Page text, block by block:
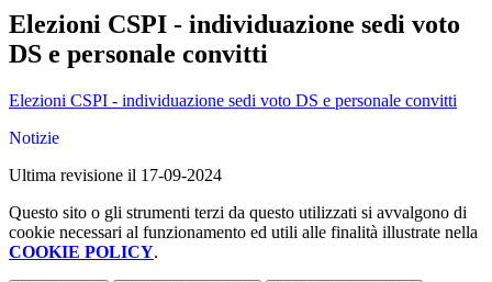
Elezioni CSPI - individuazione sedi voto
DS e personale convitti
Elezioni CSPI - individuazione sedi voto DS e personale convitti
Notizie
Ultima revisione il 17-09-2024
Questo sito o gli strumenti terzi da questo utilizzati si avvalgono di
cookie necessari al funzionamento ed utili alle finalità illustrate nella
COOKIE POLICY.